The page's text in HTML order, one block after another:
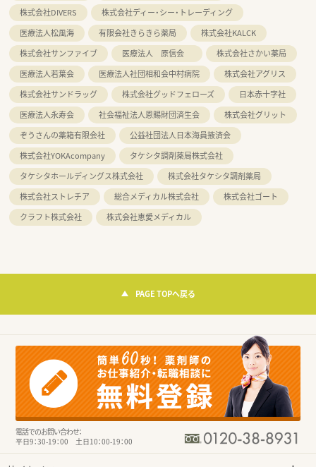
株式会社DIVERS
株式会社ディー・シー・トレーディング
医療法人松風海
有限会社きらきら薬局
株式会社KALCK
株式会社サンファイブ
医療法人 原信会
株式会社さかい薬局
医療法人若葉会
医療法人社団相和会中村病院
株式会社アグリス
株式会社サンドラッグ
株式会社グッドフェローズ
日本赤十字社
医療法人永寿会
社会福祉法人恩賜財団済生会
株式会社グリット
ぞうさんの薬箱有限会社
公益社団法人日本海員掖済会
株式会社YOKAcompany
タケシタ調剤薬局株式会社
タケシタホールディングス株式会社
株式会社タケシタ調剤薬局
株式会社ストレチア
総合メディカル株式会社
株式会社ゴート
クラフト株式会社
株式会社恵愛メディカル
PAGE TOPへ戻る
電話でのお問い合わせ：
平日9：30-19：00 土日10：00-19：00